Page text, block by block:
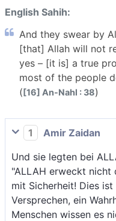
English Sahih:
And they swear by
[that] Allah will not
yes – [it is] a true
most of the people
([16] An-Nahl : 38)
1
Amir Zaidan
Und sie legten bei
"ALLAH erweckt nicht
mit Sicherheit! Dies
Versprechen, ein
Menschen wissen es